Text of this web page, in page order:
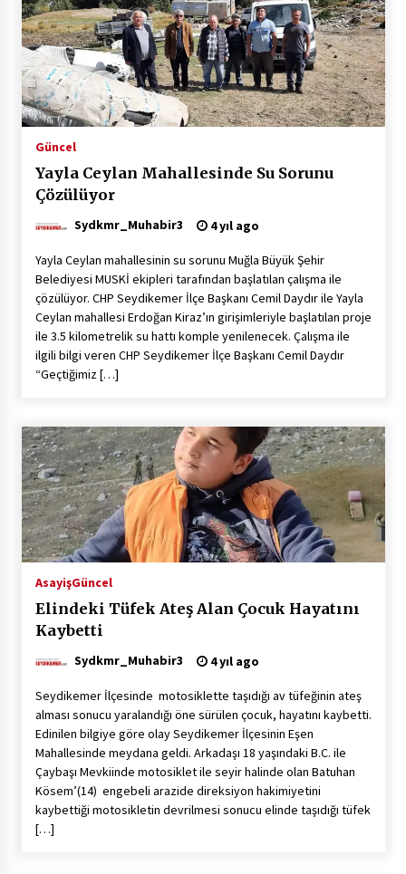
Muğla’da Çoğunluk CHP’de
2 yıl ago
Güncel
Yayla Ceylan Mahallesinde Su Sorunu
Çözülüyor
Sydkmr_Muhabir3 4 yıl ago
Yayla Ceylan mahallesinin su sorunu Muğla Büyük Şehir
Belediyesi MUSKİ ekipleri tarafından başlatılan çalışma ile
çözülüyor. CHP Seydikemer İlçe Başkanı Cemil Daydır ile Yayla
Ceylan mahallesi Erdoğan Kiraz’ın girişimleriyle başlatılan proje
ile 3.5 kilometrelik su hattı komple yenilenecek. Çalışma ile
ilgili bilgi veren CHP Seydikemer İlçe Başkanı Cemil Daydır
“Geçtiğimiz […]
AsayişGüncel
Elindeki Tüfek Ateş Alan Çocuk Hayatını
Kaybetti
Sydkmr_Muhabir3 4 yıl ago
Seydikemer İlçesinde motosiklette taşıdığı av tüfeğinin ateş
alması sonucu yaralandığı öne sürülen çocuk, hayatını kaybetti.
Edinilen bilgiye göre olay Seydikemer İlçesinin Eşen
Mahallesinde meydana geldi. Arkadaşı 18 yaşındaki B.C. ile
Çaybaşı Mevkiinde motosiklet ile seyir halinde olan Batuhan
Kösem’(14) engebeli arazide direksiyon hakimiyetini
kaybettiği motosikletin devrilmesi sonucu elinde taşıdığı tüfek
[…]